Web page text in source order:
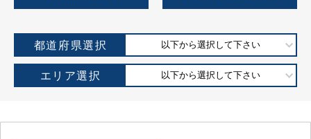
都道府県選択 以下から選択して下さい
エリア選択 以下から選択して下さい